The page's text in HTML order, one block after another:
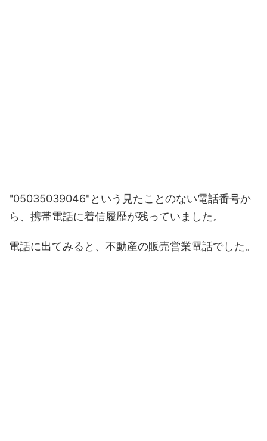
"05035039046"という見たことのない電話番号か
ら、携帯電話に着信履歴が残っていました。
電話に出てみると、不動産の販売営業電話でした。